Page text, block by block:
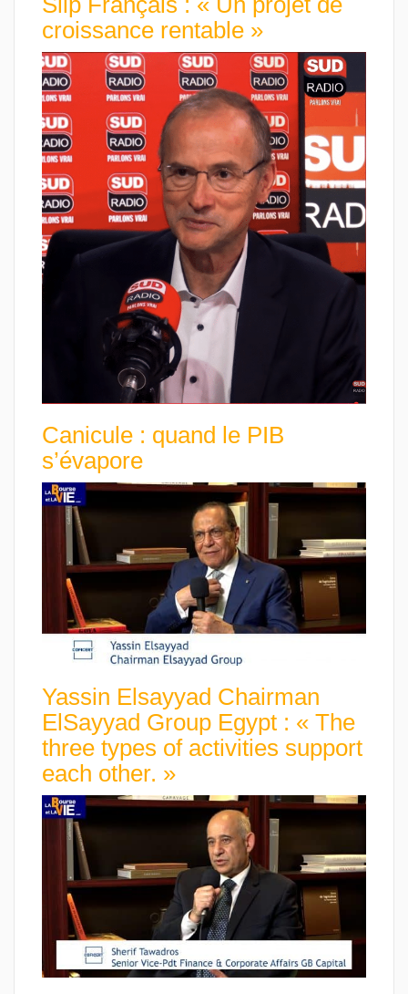
croissance rentable »
Canicule : quand le PIB
s’évapore
Yassin Elsayyad Chairman
ElSayyad Group Egypt : « The
three types of activities support
each other. »